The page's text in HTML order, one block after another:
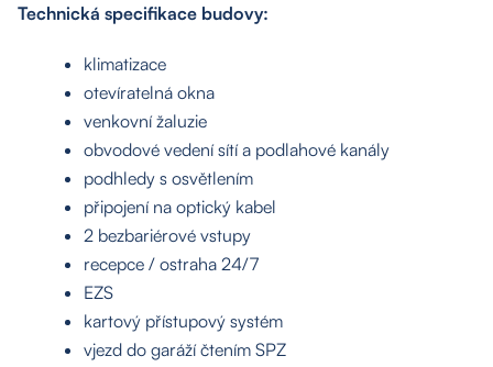
Technická specifikace budovy:
klimatizace
otevíratelná okna
venkovní žaluzie
obvodové vedení sítí a podlahové kanály
podhledy s osvětlením
připojení na optický kabel
2 bezbariérové vstupy
recepce / ostraha 24/7
EZS
kartový přístupový systém
vjezd do garáží čtením SPZ